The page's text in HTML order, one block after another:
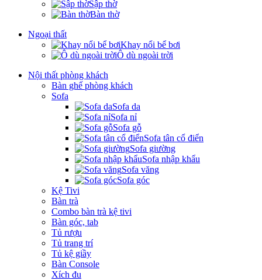
Sập thờ
Bàn thờ
Ngoại thất
Khay nổi bể bơi
Ô dù ngoài trời
Nội thất phòng khách
Bàn ghế phòng khách
Sofa
Sofa da
Sofa nỉ
Sofa gỗ
Sofa tân cổ điển
Sofa giường
Sofa nhập khẩu
Sofa văng
Sofa góc
Kệ Tivi
Bàn trà
Combo bàn trà kệ tivi
Bàn góc, tab
Tủ rượu
Tủ trang trí
Tủ kệ giầy
Bàn Console
Xích đu